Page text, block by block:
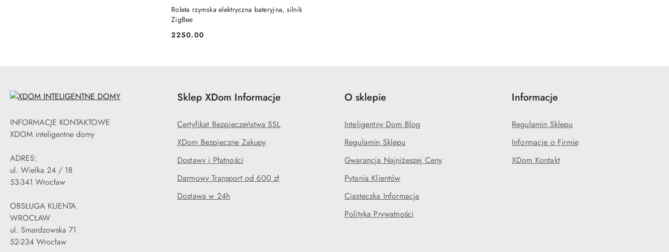
Roleta rzymska elektryczna bateryjna, silnik
ZigBee
Cena:
2250.00
DODAJ DO KOSZYKA
INFORMACJE KONTAKTOWE
XDOM inteligentne domy
ADRES:
ul. Wielka 24 / 18
53-341 Wrocław
OBSŁUGA KLIENTA
WROCŁAW
ul. Smardzowska 71
52-234 Wrocław
Sklep XDom Informacje
Certyfikat Bezpieczeństwa SSL
XDom Bezpieczne Zakupy
Dostawy i Płatności
Darmowy Transport od 600 zł
Dostawa w 24h
O sklepie
Inteligentny Dom Blog
Regulamin Sklepu
Gwarancja Najniżeszej Ceny
Pytania Klientów
Ciasteczka Informacja
Polityka Prywatności
Informacje
Regulamin Sklepu
Informacje o Firmie
XDom Kontakt